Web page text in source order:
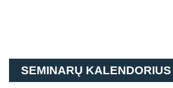
SEMINARŲ KALENDORIUS